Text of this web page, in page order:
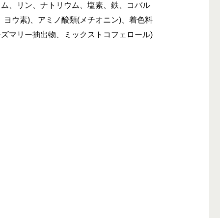
、リン、ナトリウム、塩素、鉄、コバル
ヨウ素)、アミノ酸類(メチオニン)、着色料
マリー抽出物、ミックストコフェロール)